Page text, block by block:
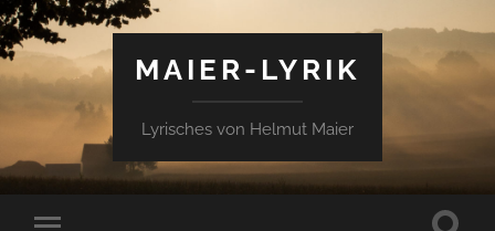
MAIER-LYRIK
Lyrisches von Helmut Maier